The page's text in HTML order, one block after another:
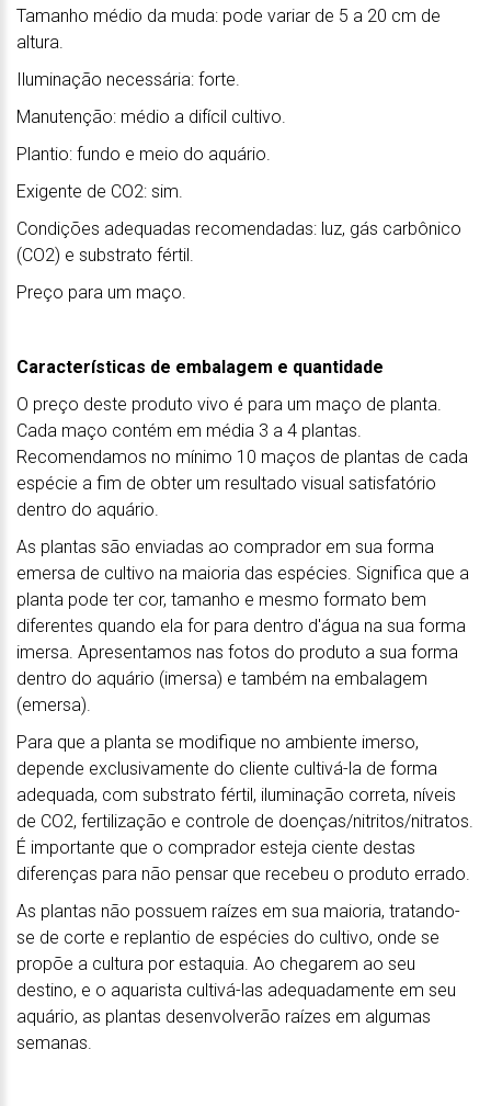
Tamanho médio da muda: pode variar de 5 a 20 cm de
altura.
Iluminação necessária: forte.
Manutenção: médio a difícil cultivo.
Plantio: fundo e meio do aquário.
Exigente de CO2: sim.
Condições adequadas recomendadas: luz, gás carbônico
(CO2) e substrato fértil.
Preço para um maço.
Características de embalagem e quantidade
O preço deste produto vivo é para um maço de planta.
Cada maço contém em média 3 a 4 plantas.
Recomendamos no mínimo 10 maços de plantas de cada
espécie a fim de obter um resultado visual satisfatório
dentro do aquário.
As plantas são enviadas ao comprador em sua forma
emersa de cultivo na maioria das espécies. Significa que a
planta pode ter cor, tamanho e mesmo formato bem
diferentes quando ela for para dentro d'água na sua forma
imersa. Apresentamos nas fotos do produto a sua forma
dentro do aquário (imersa) e também na embalagem
(emersa).
Para que a planta se modifique no ambiente imerso,
depende exclusivamente do cliente cultivá-la de forma
adequada, com substrato fértil, iluminação correta, níveis
de CO2, fertilização e controle de doenças/nitritos/nitratos.
É importante que o comprador esteja ciente destas
diferenças para não pensar que recebeu o produto errado.
As plantas não possuem raízes em sua maioria, tratando-
se de corte e replantio de espécies do cultivo, onde se
propõe a cultura por estaquia. Ao chegarem ao seu
destino, e o aquarista cultivá-las adequadamente em seu
aquário, as plantas desenvolverão raízes em algumas
semanas.